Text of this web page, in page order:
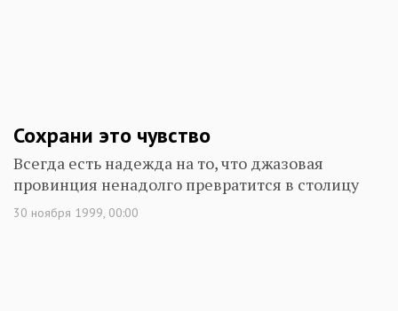
Сохрани это чувство
Всегда есть надежда на то, что джазовая
провинция ненадолго превратится в столицу
30 ноября 1999, 00:00